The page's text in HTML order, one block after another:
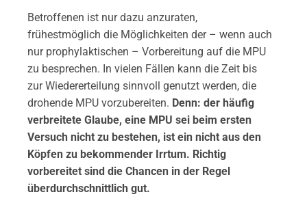
Betroffenen ist nur dazu anzuraten,
frühestmöglich die Möglichkeiten der – wenn auch
nur prophylaktischen – Vorbereitung auf die MPU
zu besprechen. In vielen Fällen kann die Zeit bis
zur Wiedererteilung sinnvoll genutzt werden, die
drohende MPU vorzubereiten. Denn: der häufig
verbreitete Glaube, eine MPU sei beim ersten
Versuch nicht zu bestehen, ist ein nicht aus den
Köpfen zu bekommender Irrtum. Richtig
vorbereitet sind die Chancen in der Regel
überdurchschnittlich gut.